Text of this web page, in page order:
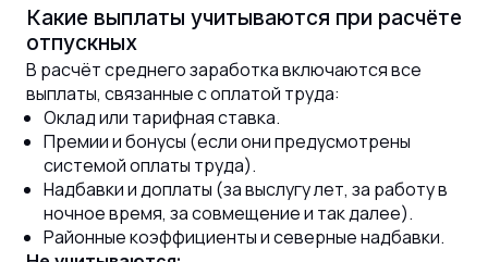
Какие выплаты учитываются при расчёте
отпускных
В расчёт среднего заработка включаются все
выплаты, связанные с оплатой труда:
Оклад или тарифная ставка.
Премии и бонусы (если они предусмотрены
системой оплаты труда).
Надбавки и доплаты (за выслугу лет, за работу в
ночное время, за совмещение и так далее).
Районные коэффициенты и северные надбавки.